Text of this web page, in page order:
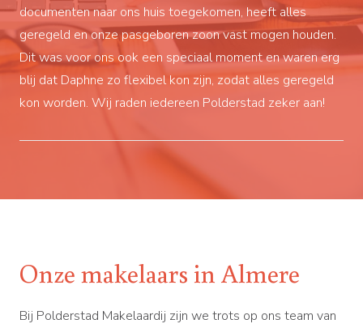
documenten naar ons huis toegekomen, heeft alles
geregeld en onze pasgeboren zoon vast mogen houden.
Dit was voor ons ook een speciaal moment en waren erg
blij dat Daphne zo flexibel kon zijn, zodat alles geregeld
kon worden. Wij raden iedereen Polderstad zeker aan!
Onze makelaars in Almere
Bij Polderstad Makelaardij zijn we trots op ons team van